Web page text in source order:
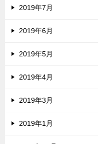
2019年7月
2019年6月
2019年5月
2019年4月
2019年3月
2019年1月